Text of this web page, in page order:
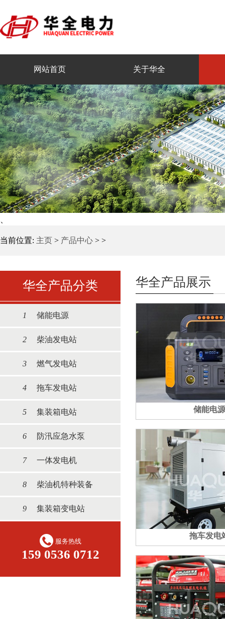
网站首页 关于华全
当前位置: 主页 > 产品中心 > >
华全产品分类
1 储能电源
2 柴油发电站
3 燃气发电站
4 拖车发电站
5 集装箱电站
6 防汛应急水泵
7 一体发电机
8 柴油机特种装备
9 集装箱变电站
服务热线
159 0536 0712
华全产品展示
储能电源
拖车发电